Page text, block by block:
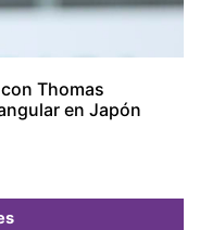
Thomas
en Japón